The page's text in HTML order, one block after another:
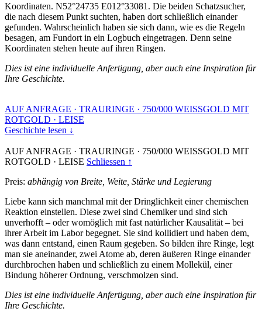
Koordinaten. N52°24735 E012°33081. Die beiden Schatzsucher,
die nach diesem Punkt suchten, haben dort schließlich einander
gefunden. Wahrscheinlich haben sie sich dann, wie es die Regeln
besagen, am Fundort in ein Logbuch eingetragen. Denn seine
Koordinaten stehen heute auf ihren Ringen.
Dies ist eine individuelle Anfertigung, aber auch eine Inspiration für
Ihre Geschichte.
AUF ANFRAGE · TRAURINGE · 750/000 WEISSGOLD MIT
ROTGOLD · LEISE
Geschichte lesen ↓
AUF ANFRAGE · TRAURINGE · 750/000 WEISSGOLD MIT
ROTGOLD · LEISE Schliessen ↑
Preis: abhängig von Breite, Weite, Stärke und Legierung
Liebe kann sich manchmal mit der Dringlichkeit einer chemischen
Reaktion einstellen. Diese zwei sind Chemiker und sind sich
unverhofft – oder womöglich mit fast natürlicher Kausalität – bei
ihrer Arbeit im Labor begegnet. Sie sind kollidiert und haben dem,
was dann entstand, einen Raum gegeben. So bilden ihre Ringe, legt
man sie aneinander, zwei Atome ab, deren äußeren Ringe einander
durchbrochen haben und schließlich zu einem Mollekül, einer
Bindung höherer Ordnung, verschmolzen sind.
Dies ist eine individuelle Anfertigung, aber auch eine Inspiration für
Ihre Geschichte.